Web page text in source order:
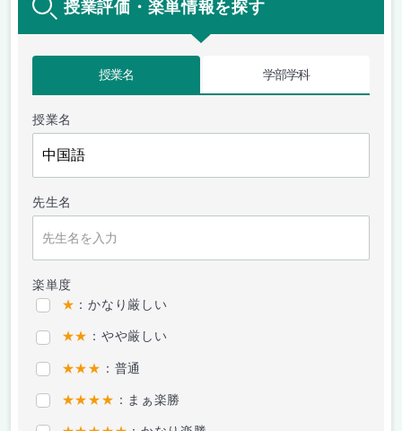
授業評価・楽単情報を探す
授業名 学部学科
授業名
先生名
楽単度
★ ：かなり厳しい
★★ ：やや厳しい
★★★ ：普通
★★★★ ：まぁ楽勝